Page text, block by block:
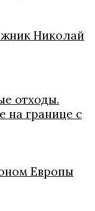
Николай
отходы.
на границе с
Европы